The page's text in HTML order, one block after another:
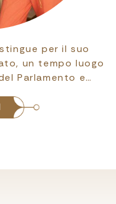
per il suo
un tempo luogo
Parlamento e…